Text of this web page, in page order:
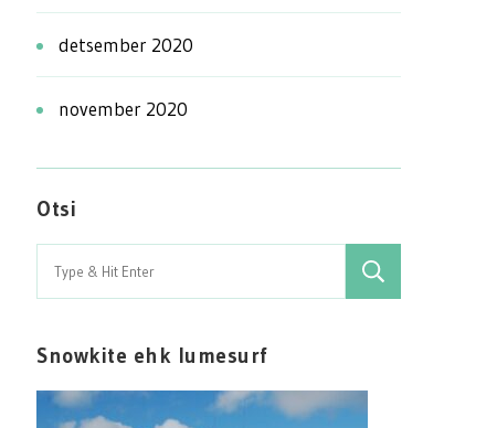
detsember 2020
november 2020
Otsi
Search
for:
Snowkite ehk lumesurf